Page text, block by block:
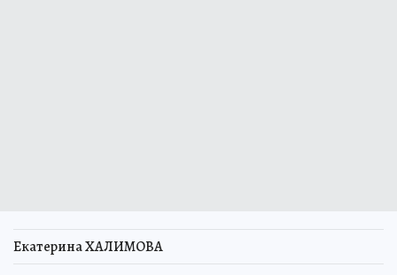
Екатерина ХАЛИМОВА